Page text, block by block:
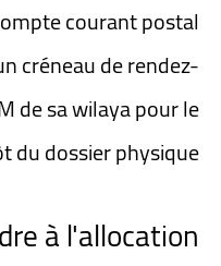
courant postal
créneau de rendez-
de sa wilaya pour le
du dossier physique.
à l'allocation